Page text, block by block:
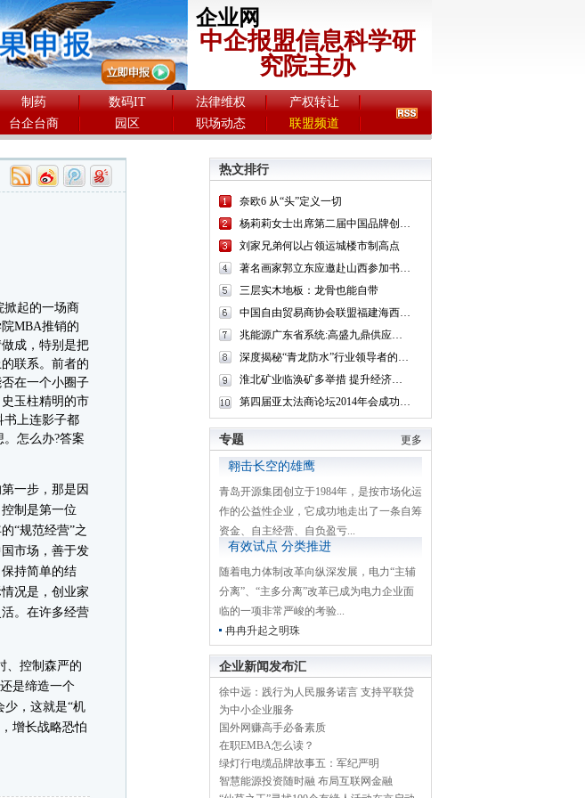
企业网
中企报盟信息科学研
究院主办
制药 数码IT 法律维权
产权转让
台企台商 园区 职场动态 联盟频道
起的一场商
MBA推销的
成，特别是把
联系。前者的
在一个小圈子
玉柱精明的市
书上连影子都
怎么办?答案
一步，那是因
制是第一位
“规范经营”之
市场，善于发
持简单的结
况是，创业家
。在许多经营
、控制森严的
是缔造一个
少，这就是“机
增长战略恐怕
热文排行
奈欧6 从“头”定义一切
杨莉莉女士出席第二届中国品牌创新发展论坛
刘家兄弟何以占领运城楼市制高点
著名画家郭立东应邀赴山西参加书画迎新系列活动
三层实木地板：龙骨也能自带
中国自由贸易商协会联盟福建海西中心成立
兆能源广东省系统:高盛九鼎供应链股东大会圆满成功召开
深度揭秘“青龙防水”行业领导者的成功秘诀
淮北矿业临涣矿多举措 提升经济运行质量
第四届亚太法商论坛2014年会成功举办
更多
专题
翱击长空的雄鹰
青岛开源集团创立于1984年，是按市场化运
作的公益性企业，它成功地走出了一条自筹
资金、自主经营、自负盈亏...
有效试点 分类推进
随着电力体制改革向纵深发展，电力“主辅
分离”、“主多分离”改革已成为电力企业面
临的一项非常严峻的考验...
冉冉升起之明珠
企业新闻发布汇
徐中远：践行为人民服务诺言 支持平联贷
为中小企业服务
国外网赚高手必备素质
在职EMBA怎么读？
绿灯行电缆品牌故事五：军纪严明
智慧能源投资随时融 布局互联网金融